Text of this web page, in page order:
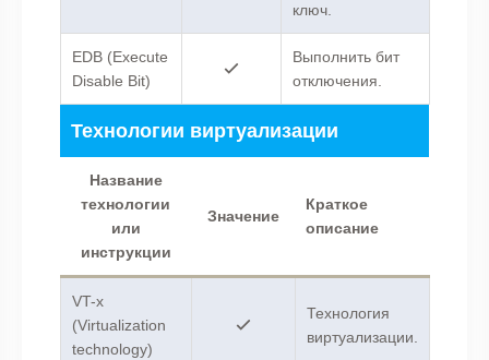
ключ.
EDB (Execute
Disable Bit)
Выполнить бит
отключения.
Технологии виртуализации
Название
технологии
или
инструкции
Значение
Краткое
описание
VT-x
(Virtualization
technology)
Технология
виртуализации.